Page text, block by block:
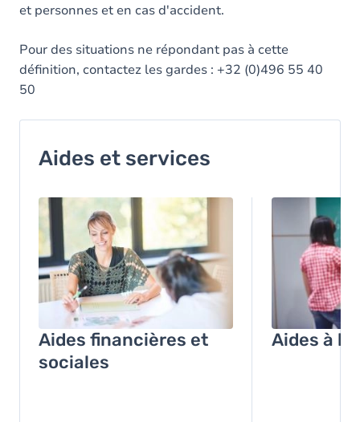
et personnes et en cas d'accident.
Pour des situations ne répondant pas à cette
définition, contactez les gardes : +32 (0)496 55 40
50
Aides et services
Image
Aides financières et
sociales
Aides à